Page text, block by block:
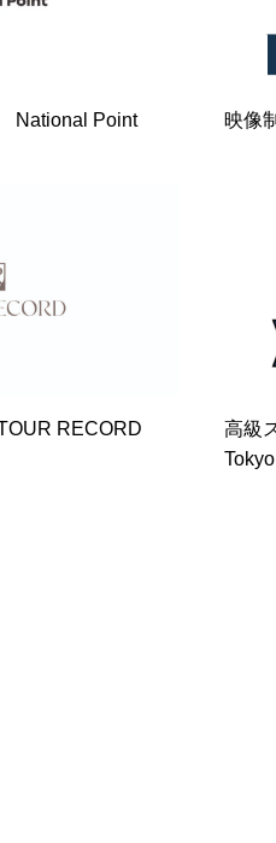
National Point 映像
RECORD
高級